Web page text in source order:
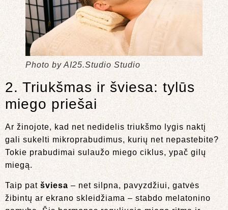
Photo by AI25.Studio Studio
2. Triukšmas ir šviesa: tylūs
miego priešai
Ar žinojote, kad net nedidelis triukšmo lygis naktį
gali sukelti mikroprabudimus, kurių net nepastebite?
Tokie prabudimai sulaužo miego ciklus, ypač gilų
miegą.
Taip pat šviesa – net silpna, pavyzdžiui, gatvės
žibintų ar ekrano skleidžiama – stabdo melatonino